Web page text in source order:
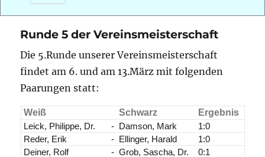
Runde 5 der Vereinsmeisterschaft
Die 5.Runde unserer Vereinsmeisterschaft
findet am 6. und am 13.März mit folgenden
Paarungen statt:
Weiß Schwarz
Ergebnis
Leick, Philippe, Dr.
- Damson, Mark
1:0
Reder, Erik
- Ellinger, Harald
1:0
Deiner, Rolf
- Grob, Sascha, Dr.
0:1